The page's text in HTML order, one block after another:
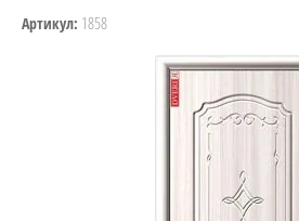
Артикул: 1858